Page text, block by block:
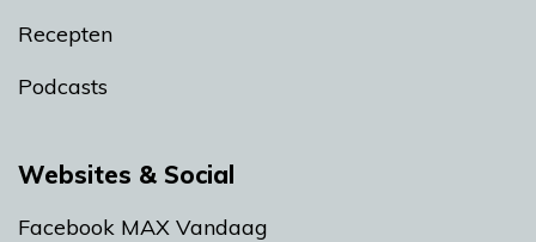
Recepten
Podcasts
Websites & Social
Facebook MAX Vandaag